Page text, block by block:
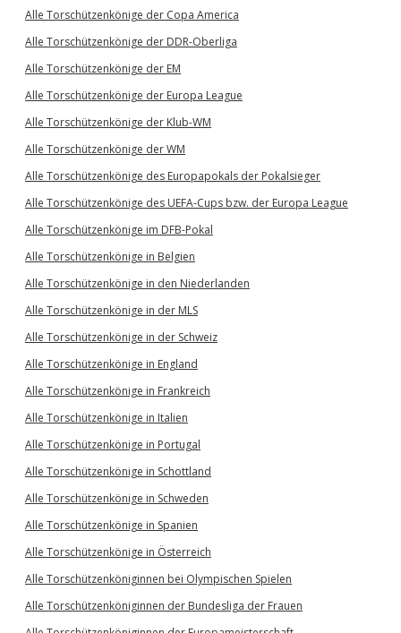
Alle Torschützenkönige der Copa America
Alle Torschützenkönige der DDR-Oberliga
Alle Torschützenkönige der EM
Alle Torschützenkönige der Europa League
Alle Torschützenkönige der Klub-WM
Alle Torschützenkönige der WM
Alle Torschützenkönige des Europapokals der Pokalsieger
Alle Torschützenkönige des UEFA-Cups bzw. der Europa League
Alle Torschützenkönige im DFB-Pokal
Alle Torschützenkönige in Belgien
Alle Torschützenkönige in den Niederlanden
Alle Torschützenkönige in der MLS
Alle Torschützenkönige in der Schweiz
Alle Torschützenkönige in England
Alle Torschützenkönige in Frankreich
Alle Torschützenkönige in Italien
Alle Torschützenkönige in Portugal
Alle Torschützenkönige in Schottland
Alle Torschützenkönige in Schweden
Alle Torschützenkönige in Spanien
Alle Torschützenkönige in Österreich
Alle Torschützenköniginnen bei Olympischen Spielen
Alle Torschützenköniginnen der Bundesliga der Frauen